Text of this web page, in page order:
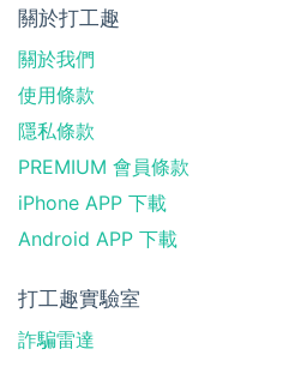
關於打工趣
關於我們
使用條款
隱私條款
PREMIUM 會員條款
iPhone APP 下載
Android APP 下載
打工趣實驗室
詐騙雷達